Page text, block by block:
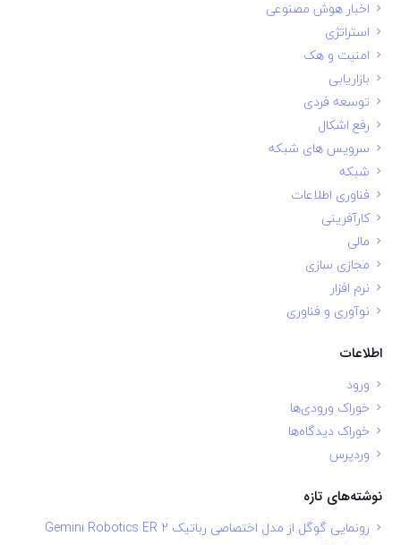
اخبار هوش مصنوعی
استراتژی
امنیت و هک
بازاریابی
توسعه فردی
رفع اشکال
سرویس های شبکه
شبکه
فناوری اطلاعات
کارآفرینی
مالی
مجازی سازی
نرم افزار
نوآوری و فناوری
اطلاعات
ورود
خوراک ورودی‌ها
خوراک دیدگاه‌ها
وردپرس
نوشته‌های تازه
رونمایی گوگل از مدل اختصاصی رباتیک Gemini Robotics ER 2